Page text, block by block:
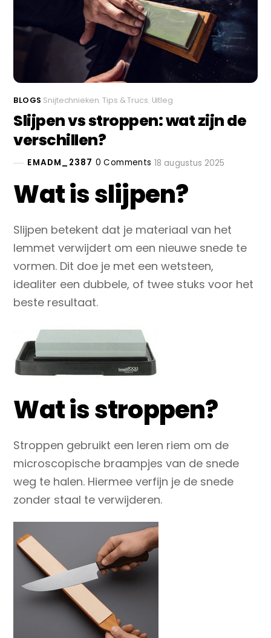
BLOGS Snijtechnieken Tips & Trucs Uitleg
Slijpen vs stroppen: wat zijn de
verschillen?
EMADM_2387 0 Comments 18 augustus 2025
Wat is slijpen?
Slijpen betekent dat je materiaal van het
lemmet verwijdert om een nieuwe snede te
vormen. Dit doe je met eenwetsteen,
idealiter een dubbele, of twee stuks voor het
beste resultaat.
Wat is stroppen?
Stroppen gebruikt een leren riem om de
microscopische braampjes van de snede
weg te halen. Hiermee verfijn je de snede
zonder staal te verwijderen.